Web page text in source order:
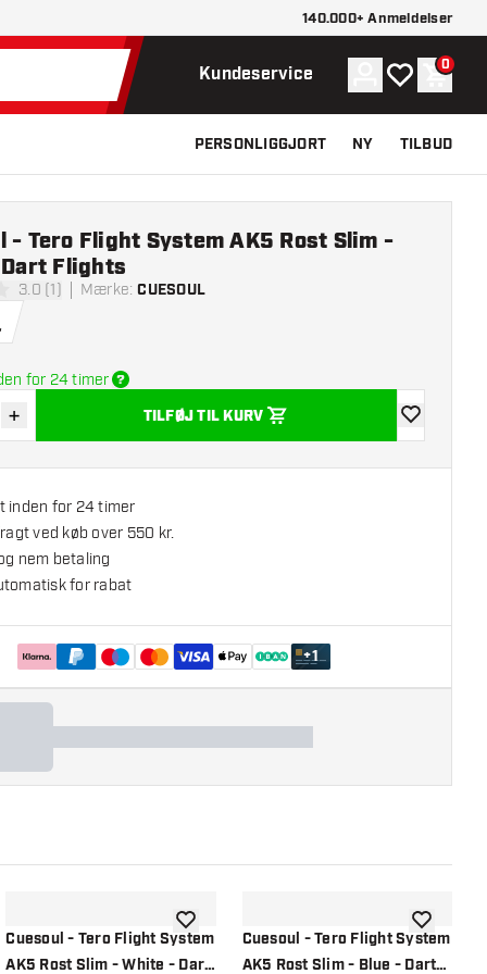
140.000+ Anmeldelser
Kundeservice Konto
Min 0
PERSONLIGGJORT NY TILBUD
3.0 (1) Mærke: CUESOUL
- Tero Flight System AK5 Rost Slim -
Flights
for 24 timer
antal
Øg antal
+ TILFØJ TIL KURV
tilføje til
inden for 24 timer
ved køb over 550 kr.
nem betaling
for rabat
+1
Cuesoul - Tero Flight System
AK5 Rost Slim - White - Dart
tilføje til ønskelisteCuesoul - Tero Flight System
AK5 Rost Slim - Blue - Dart
tilføje til